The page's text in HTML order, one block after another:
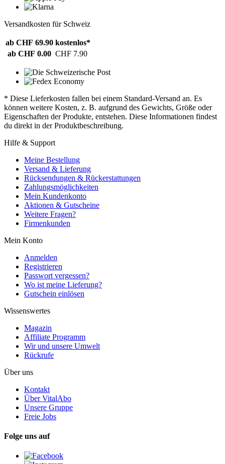
Versandkosten für Schweiz
ab CHF 69.90 kostenlos*
ab CHF 0.00 CHF 7.90
* Diese Lieferkosten fallen bei einem Standard-Versand an. Es
können weitere Kosten, z. B. aufgrund des Gewichts, Größe oder
Eigenschaften der Produkte, entstehen. Diese Informationen findest
du direkt in der Produktbeschreibung.
Hilfe & Support
Meine Bestellung
Versand & Lieferung
Rücksendungen & Rückerstattungen
Zahlungsmöglichkeiten
Mein Kundenkonto
Aktionen & Gutscheine
Weitere Fragen?
Firmenkunden
Mein Konto
Anmelden
Registrieren
Passwort vergessen?
Wo ist meine Lieferung?
Gutschein einlösen
Wissenswertes
Magazin
Affiliate Programm
Wir und unsere Umwelt
Rückrufe
Über uns
Kontakt
Über VitalAbo
Unsere Gruppe
Freie Jobs
Folge uns auf